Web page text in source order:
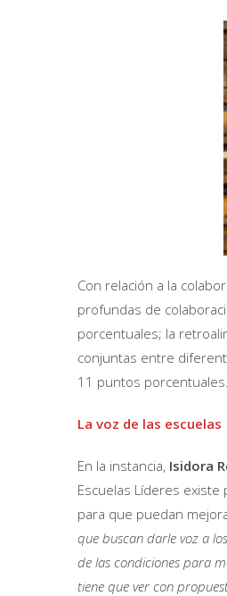
Con relación a la
profundas de
porcentuales; la
conjuntas entre
11 puntos porcentuales.
La voz de las escuelas
En la instancia, Isidora
Escuelas Líderes
para que puedan
que buscan darle voz a
de las condiciones para
tiene que ver con